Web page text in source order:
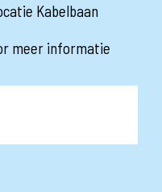
Kabelbaan
meer informatie